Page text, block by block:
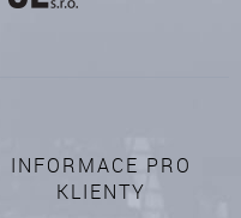
INFORMACE PRO
KLIENTY